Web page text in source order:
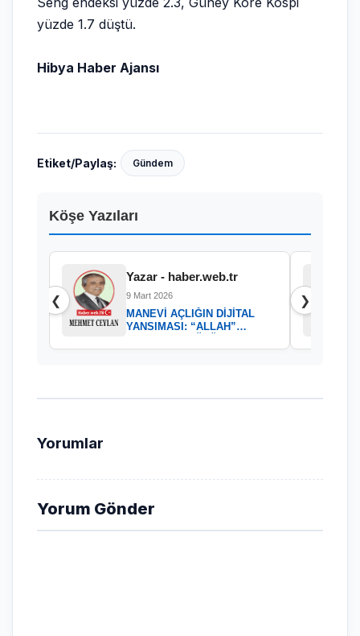
yüzde 1.7 düştü.
Hibya Haber Ajansı
Etiket/Paylaş: Gündem
Köşe Yazıları
❮
Yazar - haber.web.tr
9 Mart 2026
MANEVİ AÇLIĞIN DİJİTAL
YANSIMASI: “ALLAH”
❯
Yorumlar
Yorum Gönder